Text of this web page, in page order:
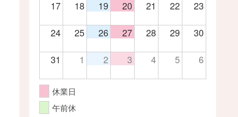
17 18 19 20 21 22 23
24 25 26 27 28 29 30
31 1 2 3 4 5 6
休業日
午前休